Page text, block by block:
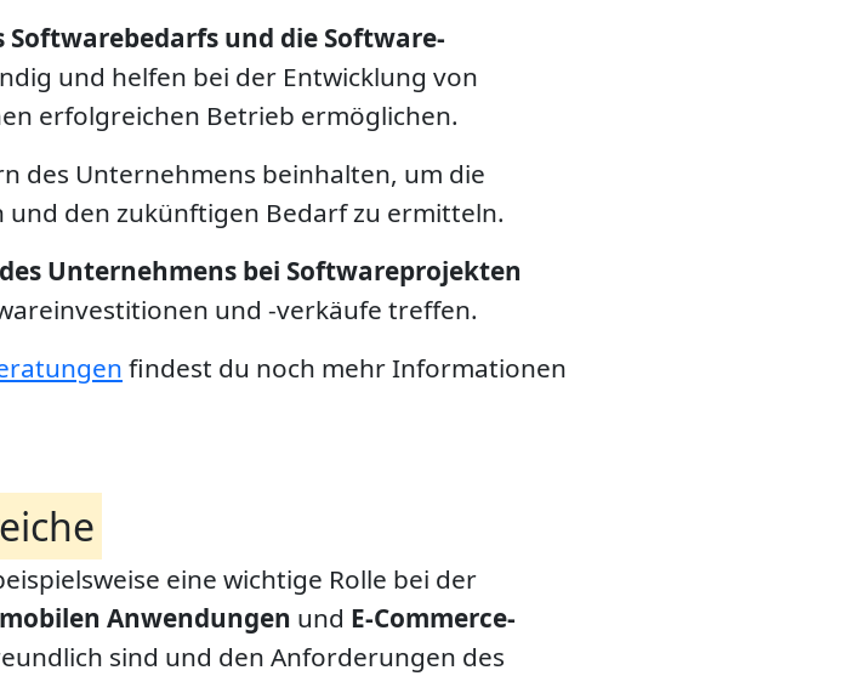
Softwarebedarfs und die Software-
und helfen bei der Entwicklung von
erfolgreichen Betrieb ermöglichen.
des Unternehmens beinhalten, um die
den zukünftigen Bedarf zu ermitteln.
Unternehmens bei Softwareprojekten
und -verkäufe treffen.
findest du noch mehr Informationen
eine wichtige Rolle bei der
Anwendungen und E-Commerce-
sind und den Anforderungen des